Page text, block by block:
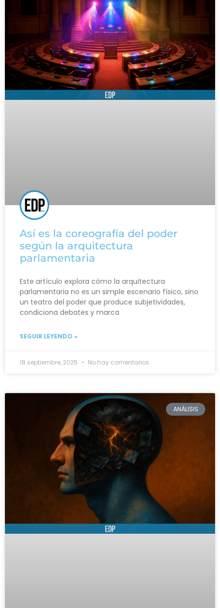
Así es la coreografía del poder
según la arquitectura
parlamentaria
Este artículo explora cómo la arquitectura
parlamentaria no es un simple escenario físico, sino
un teatro del poder que produce subjetividades,
condiciona debates y marca
SEGUIR LEYENDO »
18 septiembre, 2025 No hay comentarios
ANÁLISIS